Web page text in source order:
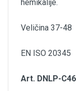
hemikalije.
Veličina 37-48
EN ISO 20345
Art. DNLP-